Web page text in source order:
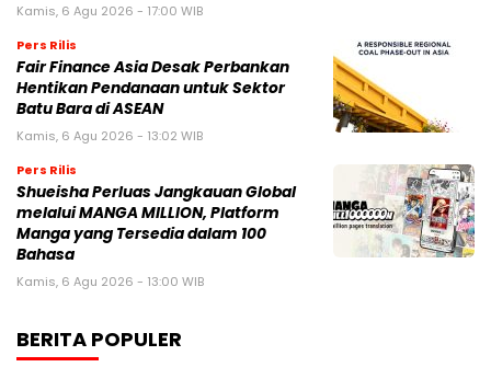
Kamis, 6 Agu 2026 - 17:00 WIB
Pers Rilis
Fair Finance Asia Desak Perbankan
Hentikan Pendanaan untuk Sektor
Batu Bara di ASEAN
Kamis, 6 Agu 2026 - 13:02 WIB
Pers Rilis
Shueisha Perluas Jangkauan Global
melalui MANGA MILLION, Platform
Manga yang Tersedia dalam 100
Bahasa
Kamis, 6 Agu 2026 - 13:00 WIB
BERITA POPULER